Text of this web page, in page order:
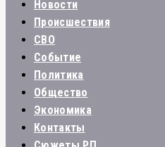
Новости
Происшествия
СВО
Событие
Политика
Общество
Экономика
Контакты